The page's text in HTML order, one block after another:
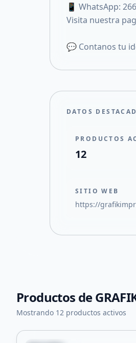
📱 WhatsApp:
Visita nuestra
💬 Contanos tu
DATOS
PRODUCTOS
12
SITIO WEB
Productos de
Mostrando 12 productos activos